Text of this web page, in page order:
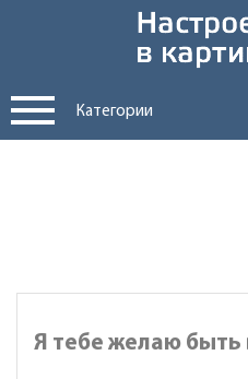
Категории
Я тебе желаю быть